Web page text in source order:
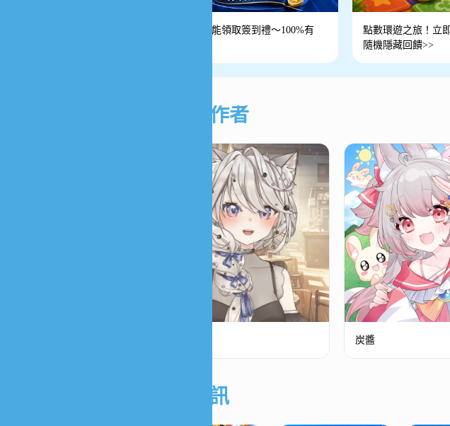
天天都能領取簽到禮～100%有
點數環遊之旅！立
隨機隱藏回饋>>
駐站創作者
炭醬
遊戲資訊